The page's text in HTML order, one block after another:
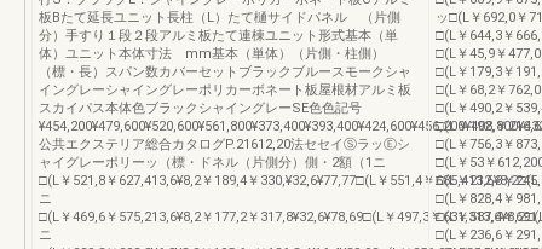
板Bたて延長ユニット長柱（L）たて樋サイドパネル （片側
分）手すり１段２段アルミ板たて連棟ユニット形式基本（単
体）ユニット本体寸法 mm基本（単体）（片側・柱側）
（標・長）スパン数カバーセットブラックブルースモークシャ
イングレーシャイングレーポリカーボネート板屋根材アルミ板
スカイパス本体色ブラックシャイングレーSE色色記号
公共エクステリア総合カタログP.21612,20法セセイⓈラッⒺシ
ャイグレーポリーッ（標・ドネル（片側分）側・2額（1ニ
□(L￥521,8￥627,413,6¥8,2￥189,4￥330,¥32,6¥77,77□(L￥551,4￥
ニ
□(L￥469,6￥575,213,6¥8,2￥177,2￥317,8¥32,6¥78,69□(L￥497,3￥
ニ
ッ□(L￥692,0￥
□(L￥644,3￥
□(L￥45,9￥
□(L￥179,3￥
□(L￥68,2￥
□(L￥490,2￥
□(L￥192,￥
□(L￥756,3￥
□(L￥53￥
□(L￥212,3￥
□(L￥828,4￥
□(L￥587,4￥
□(L￥236,6￥